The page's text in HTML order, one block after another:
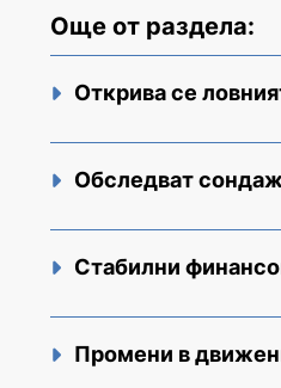
Още от раздела:
Открива се
Обследват
Стабилни
Промени в